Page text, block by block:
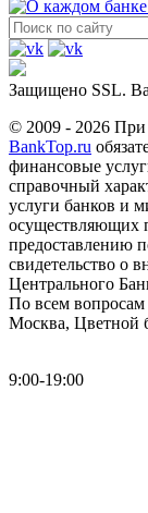
Защищено SSL.
© 2009 - 2026 При
BankTop.ru
финансовые
справочный
услуги банков и
осуществляющих
предоставлению
свидетельство о
Центрального
По всем
Москва, Цветной
9:00-19:00